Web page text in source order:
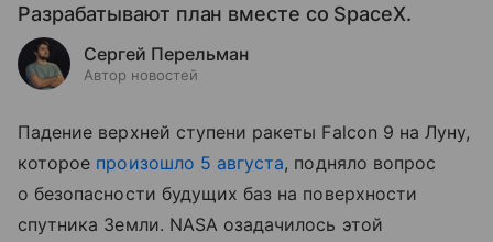
Разрабатывают план вместе со SpaceX.
Сергей Перельман
Автор новостей
Падение верхней ступени ракеты Falcon 9 на Луну,
которое произошло 5 августа, подняло вопрос
о безопасности будущих баз на поверхности
спутника Земли. NASA озадачилось этой